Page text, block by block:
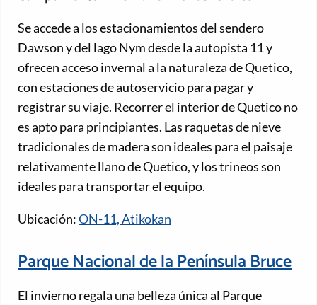
Se accede a los estacionamientos del sendero
Dawson y del lago Nym desde la autopista 11 y
ofrecen acceso invernal a la naturaleza de Quetico,
con estaciones de autoservicio para pagar y
registrar su viaje. Recorrer el interior de Quetico no
es apto para principiantes. Las raquetas de nieve
tradicionales de madera son ideales para el paisaje
relativamente llano de Quetico, y los trineos son
ideales para transportar el equipo.
Ubicación:ON-11, Atikokan
Parque Nacional de la Península Bruce
El invierno regala una belleza única al Parque